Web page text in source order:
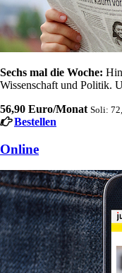
Sechs mal die Woche:
Wissenschaft und Politik.
56,90 Euro/Monat Soli:
Bestellen
Online